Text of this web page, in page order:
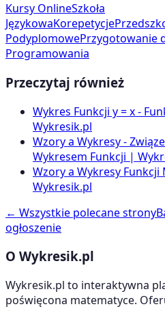
Kursy OnlineSzkoła
JęzykowaKorepetycje
PodyplomowePrzygotowanie
Programowania
Przeczytaj również
Wykres Funkcji y = x -
Wykresik.pl
Wzory a Wykresy -
Wykresem Funkcji |
Wzory a Wykresy
Wykresik.pl
← Wszystkie polecane strony
ogłoszenie
O Wykresik.pl
Wykresik.pl to interaktywna
poświęcona matematyce.